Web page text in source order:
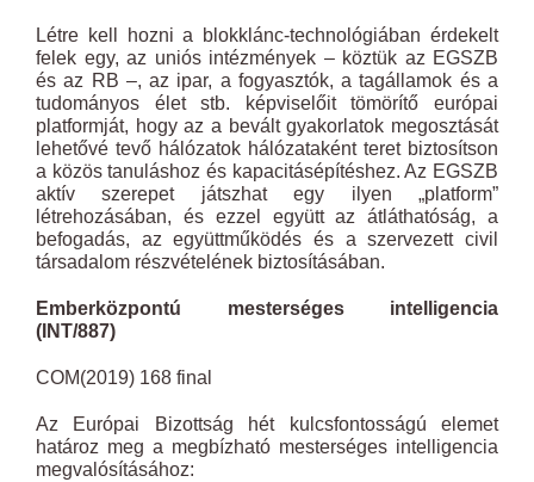
Létre kell hozni a blokklánc-technológiában érdekelt
felek egy, az uniós intézmények – köztük az EGSZB
és az RB –, az ipar, a fogyasztók, a tagállamok és a
tudományos élet stb. képviselőit tömörítő európai
platformját, hogy az a bevált gyakorlatok megosztását
lehetővé tevő hálózatok hálózataként teret biztosítson
a közös tanuláshoz és kapacitásépítéshez. Az EGSZB
aktív szerepet játszhat egy ilyen „platform”
létrehozásában, és ezzel együtt az átláthatóság, a
befogadás, az együttműködés és a szervezett civil
társadalom részvételének biztosításában.
Emberközpontú mesterséges intelligencia
(INT/887)
COM(2019) 168 final
Az Európai Bizottság hét kulcsfontosságú elemet
határoz meg a megbízható mesterséges intelligencia
megvalósításához: